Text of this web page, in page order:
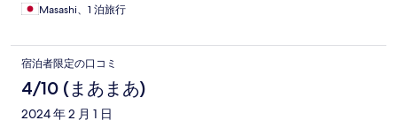
Masashi、1 泊旅行
宿泊者限定の口コミ
4/10 (まあまあ)
2024 年 2 月 1 日